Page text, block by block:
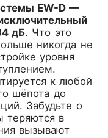
EW-D —
дБ. Что это
никогда не
уровня
к любой
шёпота до
Забудьте о
теряются в
вызывают